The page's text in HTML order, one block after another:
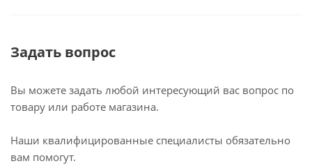
Задать вопрос
Вы можете задать любой интересующий вас вопрос по
товару или работе магазина.
Наши квалифицированные специалисты обязательно
вам помогут.